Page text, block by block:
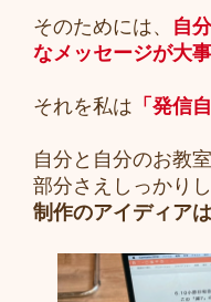
そのためには、 自
なメッセージが大事
それを私は 「発信
自分と自分のお教
部分さえしっかりし
制作のアイディアは